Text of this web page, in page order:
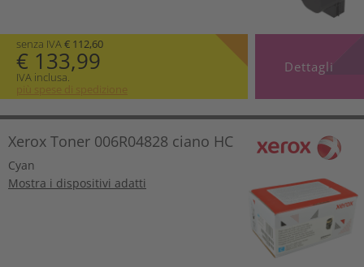
senza IVA€ 112,60
€ 133,99
IVA inclusa.
più spese di spedizione
Dettagli
Xerox Toner 006R04828 ciano HC
Cyan
Mostra i dispositivi adatti